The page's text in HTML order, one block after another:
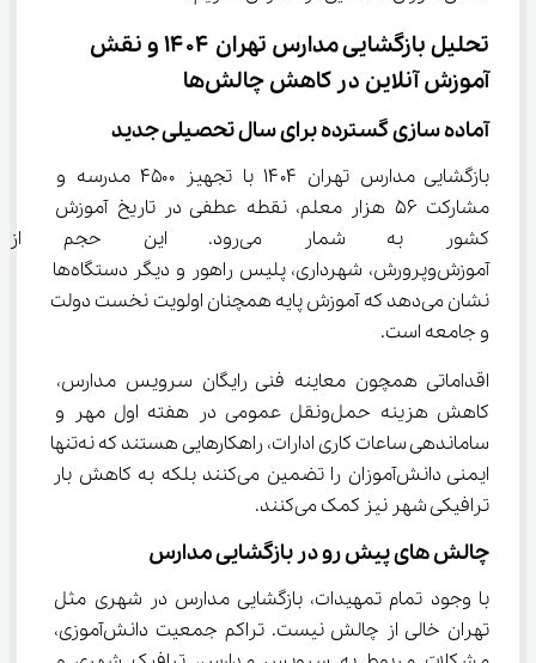
تحلیل بازگشایی مدارس تهران ۱۴۰۴ و نقش
آموزش آنلاین در کاهش چالش‌ها
آماده‌ سازی گسترده برای سال تحصیلی جدید
بازگشایی مدارس تهران ۱۴۰۴ با تجهیز ۴۵۰۰ مدرسه و
مشارکت ۵۶ هزار معلم، نقطه عطفی در تاریخ آموزش
کشور به شمار می‌رود. این
آموزش‌وپرورش، شهرداری، پلیس راهور و دیگر دستگاه‌ها
نشان می‌دهد که آموزش پایه همچنان اولویت نخست دولت
و جامعه است.
اقداماتی همچون معاینه فنی رایگان سرویس مدارس،
کاهش هزینه حمل‌ونقل عمومی در هفته اول مهر و
ساماندهی ساعات کاری ادارات، راهکارهایی هستند که نه‌تنها
ایمنی دانش‌آموزان را تضمین می‌کنند بلکه به کاهش بار
ترافیکی شهر نیز کمک می‌کنند.
چالش ‌های پیش رو در بازگشایی مدارس
با وجود تمام تمهیدات، بازگشایی مدارس در شهری مثل
تهران خالی از چالش نیست. تراکم جمعیت دانش‌آموزی،